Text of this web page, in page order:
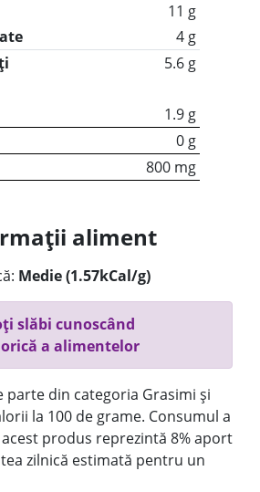
11 g
4 g
5.6 g
1.9 g
0 g
800 mg
aliment
Medie (1.57kCal/g)
slăbi cunoscând
a alimentelor
parte din categoria Grasimi și
la 100 de grame. Consumul a
produs reprezintă 8% aport
zilnică estimată pentru un